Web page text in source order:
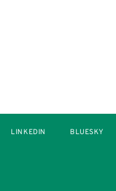
LINKEDIN BLUESKY